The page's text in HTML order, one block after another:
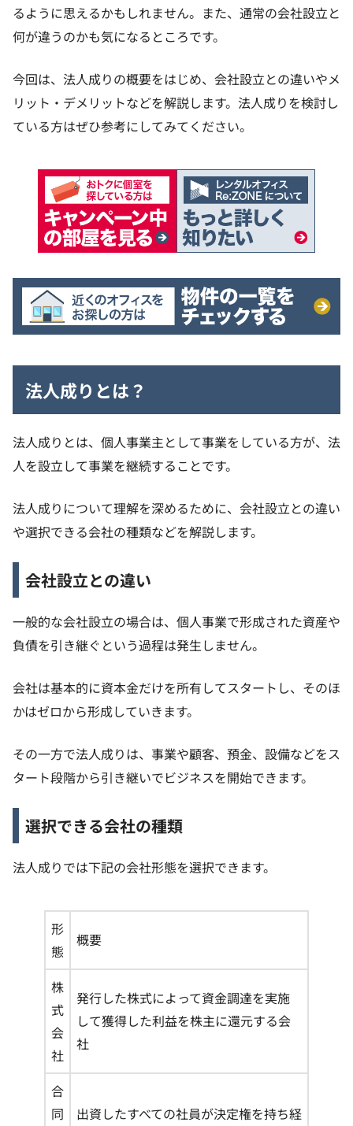
るように思えるかもしれません。また、通常の会社設立と
何が違うのかも気になるところです。
今回は、法人成りの概要をはじめ、会社設立との違いやメ
リット・デメリットなどを解説します。法人成りを検討し
ている方はぜひ参考にしてみてください。
法人成りとは？
法人成りとは、個人事業主として事業をしている方が、法
人を設立して事業を継続することです。
法人成りについて理解を深めるために、会社設立との違い
や選択できる会社の種類などを解説します。
会社設立との違い
一般的な会社設立の場合は、個人事業で形成された資産や
負債を引き継ぐという過程は発生しません。
会社は基本的に資本金だけを所有してスタートし、そのほ
かはゼロから形成していきます。
その一方で法人成りは、事業や顧客、預金、設備などをス
タート段階から引き継いでビジネスを開始できます。
選択できる会社の種類
法人成りでは下記の会社形態を選択できます。
形
態
概要
株
式
会
社
発行した株式によって資金調達を実施
して獲得した利益を株主に還元する会
社
合
同
出資したすべての社員が決定権を持ち経